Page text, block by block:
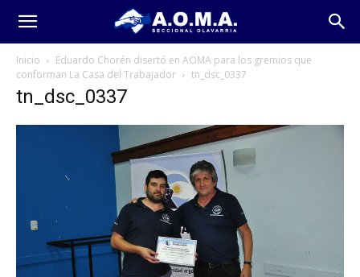
Inicio
Eduardo Chorén disertó en AOMA para los gremios que
conforman La Casa del Trabajador
tn_dsc_0337
tn_dsc_0337